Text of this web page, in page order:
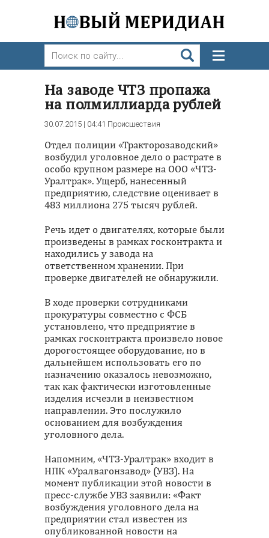
На заводе ЧТЗ пропажа
на полмиллиарда рублей
30.07.2015 | 04:41 Происшествия
Отдел полиции «Тракторозаводский»
возбудил уголовное дело о растрате в
особо крупном размере на ООО «ЧТЗ-
Уралтрак». Ущерб, нанесенный
предприятию, следствие оценивает в
483 миллиона 275 тысяч рублей.
Речь идет о двигателях, которые были
произведены в рамках госконтракта и
находились у завода на
ответственном хранении. При
проверке двигателей не обнаружили.
В ходе проверки сотрудниками
прокуратуры совместно с ФСБ
установлено, что предприятие в
рамках госконтракта произвело новое
дорогостоящее оборудование, но в
дальнейшем использовать его по
назначению оказалось невозможно,
так как фактически изготовленные
изделия исчезли в неизвестном
направлении. Это послужило
основанием для возбуждения
уголовного дела.
Напомним, «ЧТЗ-Уралтрак» входит в
НПК «Уралвагонзавод» (УВЗ). На
момент публикации этой новости в
пресс-службе УВЗ заявили: «Факт
возбуждения уголовного дела на
предприятии стал известен из
опубликованной новости на